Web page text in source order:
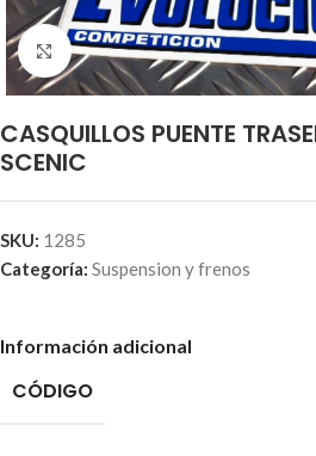
Click to enlarge
CASQUILLOS PUENTE
SCENIC
SKU: 1285
Categoría: Suspension y frenos
Información adicional
CÓDIGO